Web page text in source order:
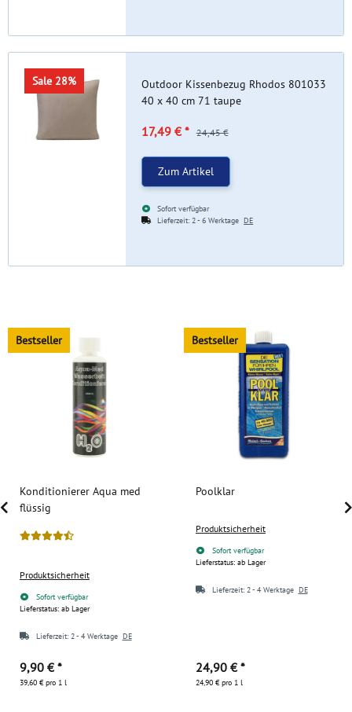
Sale 28%
Outdoor Kissenbezug Rhodos 801033
40 x 40 cm 71 taupe
17,49 € * 24,45 €
Zum Artikel
Sofort verfügbar
Lieferzeit:2 - 6 WerktageDE
Bestseller
Konditionierer Aqua med
flüssig
Produktsicherheit
Sofort verfügbar
Lieferstatus: ab Lager
Lieferzeit: 2 - 4 Werktage DE
9,90 € *
39,60 € pro 1 l
Bestseller
Poolklar
Produktsicherheit
Sofort verfügbar
Lieferstatus: ab Lager
Lieferzeit: 2 - 4 Werktage DE
24,90 € *
24,90 € pro 1 l